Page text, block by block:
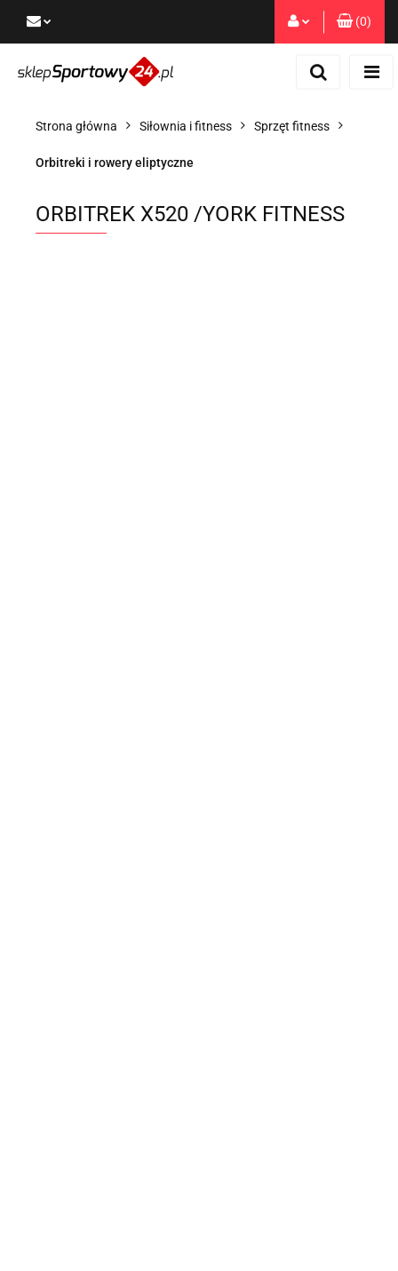
Dodaj zgłoszenie
(0)
Strona główna Siłownia i fitness Sprzęt fitness
Orbitreki i rowery eliptyczne
ORBITREK X520 /YORK FITNESS